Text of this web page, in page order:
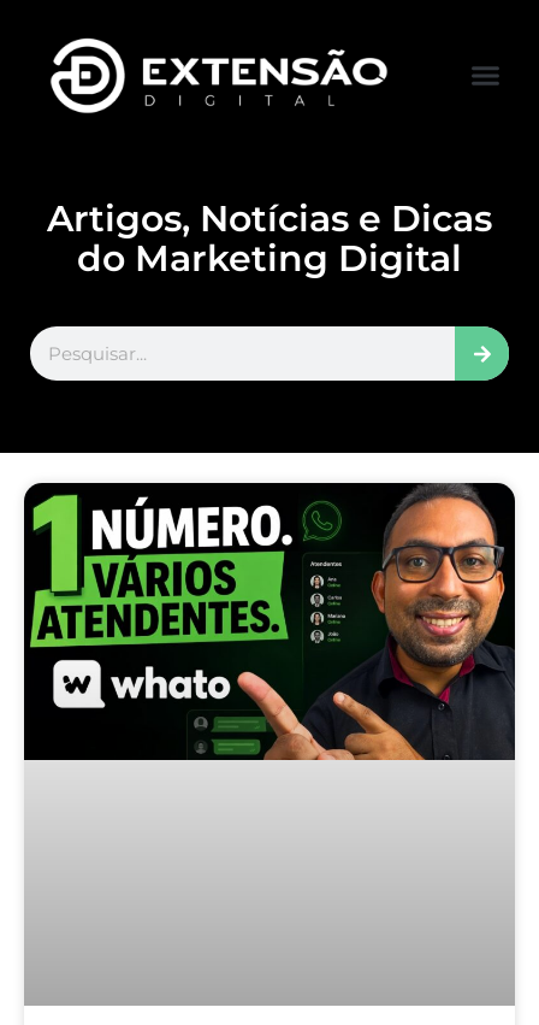
Artigos, Notícias e Dicas
do Marketing Digital